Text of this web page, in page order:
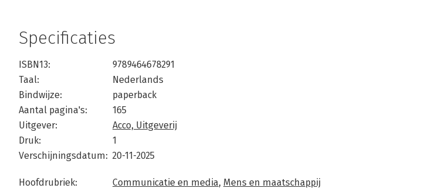
Specificaties
ISBN13:
9789464678291
Taal:
Nederlands
Bindwijze:
paperback
Aantal pagina's:
165
Uitgever:
Acco, Uitgeverij
Druk:
1
Verschijningsdatum: 20-11-2025
Hoofdrubriek: Communicatie en media, Mens en maatschappij